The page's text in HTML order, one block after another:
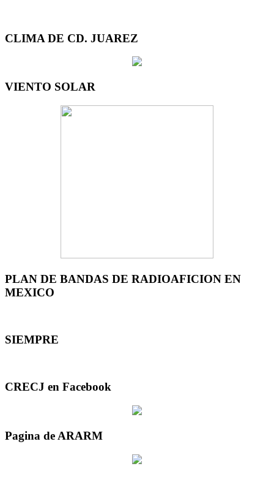
CLIMA DE CD. JUAREZ
VIENTO SOLAR
PLAN DE BANDAS DE RADIOAFICION EN
MEXICO
SIEMPRE
CRECJ en Facebook
Pagina de ARARM